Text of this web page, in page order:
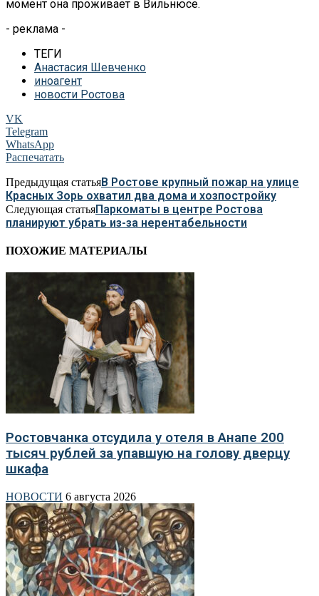
момент она проживает в Вильнюсе.
- реклама -
ТЕГИ
Анастасия Шевченко
иноагент
новости Ростова
VK
Telegram
WhatsApp
Распечатать
Предыдущая статьяВ Ростове крупный пожар на улице
Красных Зорь охватил два дома и хозпостройку
Следующая статьяПаркоматы в центре Ростова
планируют убрать из-за нерентабельности
ПОХОЖИЕ МАТЕРИАЛЫ
Ростовчанка отсудила у отеля в Анапе 200
тысяч рублей за упавшую на голову дверцу
шкафа
НОВОСТИ 6 августа 2026